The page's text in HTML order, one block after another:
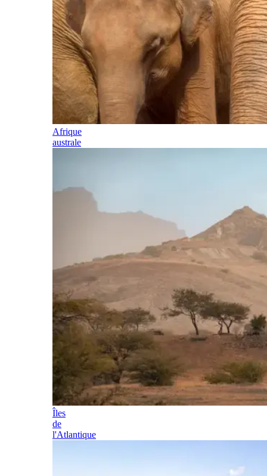
Afrique
australe
Îles
de
l'Atlantique